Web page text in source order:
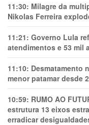
11:30: Milagre da
Nikolas Ferreira
11:21: Governo Lula
atendimentos e 53 mil
11:10: Desmatamento
menor patamar desde
10:59: RUMO AO
estrutura 13 eixos
erradicar